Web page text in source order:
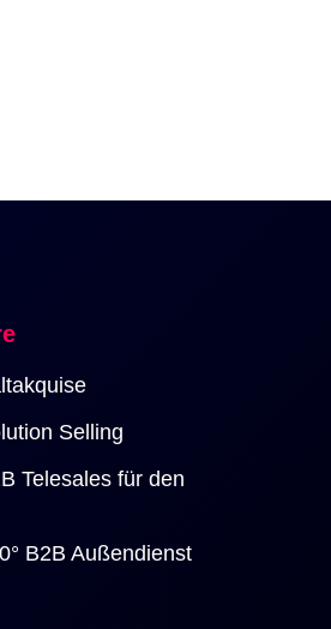
Selling
Telesales für den
B2B Außendienst